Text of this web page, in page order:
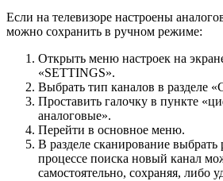
Если на телевизоре настроены
можно сохранить в ручном режиме:
Открыть меню настроек на
«SЕTTINGS».
Выбрать тип каналов в разделе
Проставить галочку в пункте
аналоговые».
Перейти в основное меню.
В разделе сканирование
процессе поиска новый канал
самостоятельно, сохраняя, либо